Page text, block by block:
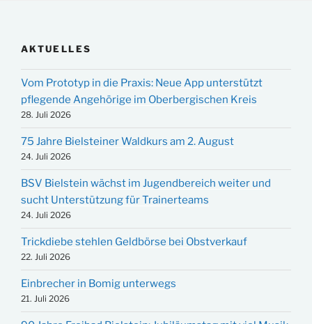
AKTUELLES
Vom Prototyp in die Praxis: Neue App unterstützt
pflegende Angehörige im Oberbergischen Kreis
28. Juli 2026
75 Jahre Bielsteiner Waldkurs am 2. August
24. Juli 2026
BSV Bielstein wächst im Jugendbereich weiter und
sucht Unterstützung für Trainerteams
24. Juli 2026
Trickdiebe stehlen Geldbörse bei Obstverkauf
22. Juli 2026
Einbrecher in Bomig unterwegs
21. Juli 2026